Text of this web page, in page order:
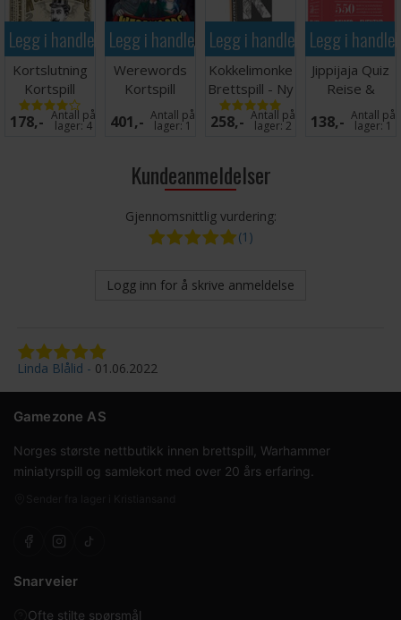
Legg i handlekurven
Kortslutning
Kortspill
178,- Antall på
lager:4
Legg i handlekurven
Werewords
Kortspill
401,- Antall på
lager:1
Legg i handlekurven
Kokkelimonke
Brettspill - Ny
utgave
258,- Antall på
lager:2
Legg i
Jippijaja Quiz
Reise &
Eventyr
Kortspill
138,- Antall på
lager:1
Kundeanmeldelser
Gjennomsnittlig vurdering:
(1)
Logg inn for å skrive anmeldelse
Linda Blålid 01.06.2022
Gamezone AS
Norges største nettbutikk innen brettspill, Warhammer
miniatyrspill og samlekort med over 20 års erfaring.
Snarveier
Ofte stilte spørsmål